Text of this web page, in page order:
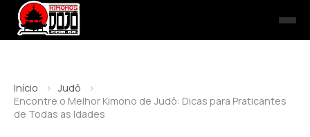
Início
Judô
Encontre o Melhor Kimono de Judô: Dicas para Praticantes
de Todas as Idades